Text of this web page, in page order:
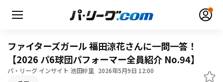
ファイターズガール 福田涼花さんに一問一答！
【2026 パ6球団パフォーマー全員紹介 No.94】
パ・リーグ インサイト 池田紗里 2026年5月9日 12:00